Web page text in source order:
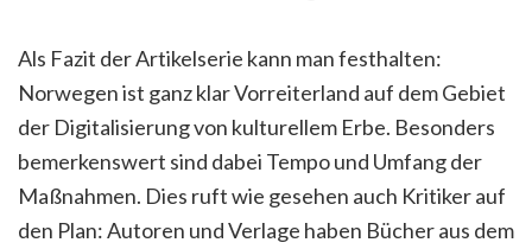
Als Fazit der Artikelserie kann man festhalten:
Norwegen ist ganz klar Vorreiterland auf dem Gebiet
der Digitalisierung von kulturellem Erbe. Besonders
bemerkenswert sind dabei Tempo und Umfang der
Maßnahmen. Dies ruft wie gesehen auch Kritiker auf
den Plan: Autoren und Verlage haben Bücher aus dem